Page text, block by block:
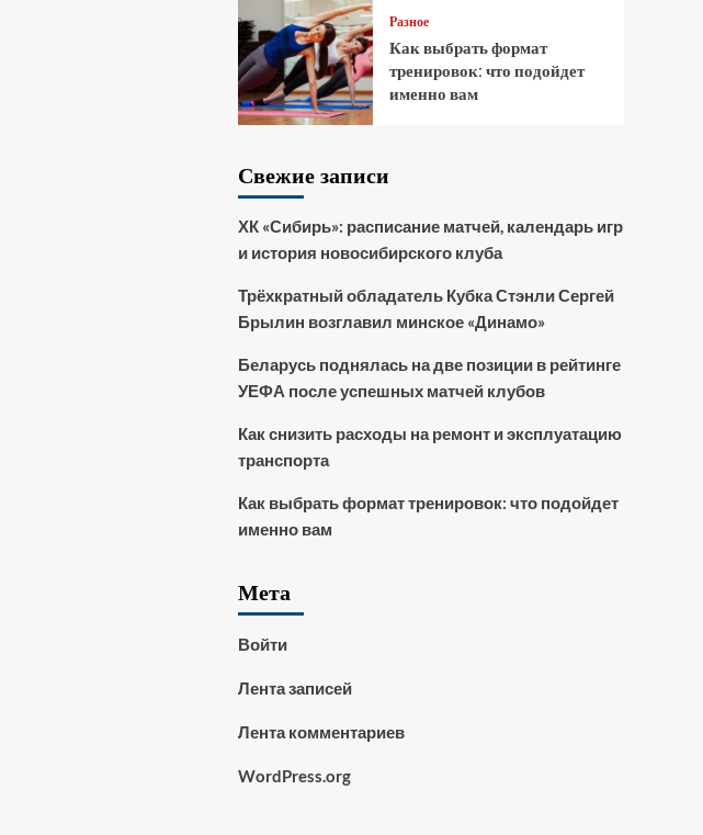
Разное
Как выбрать формат
тренировок: что подойдет
именно вам
Свежие записи
ХК «Сибирь»: расписание матчей, календарь игр
и история новосибирского клуба
Трёхкратный обладатель Кубка Стэнли Сергей
Брылин возглавил минское «Динамо»
Беларусь поднялась на две позиции в рейтинге
УЕФА после успешных матчей клубов
Как снизить расходы на ремонт и эксплуатацию
транспорта
Как выбрать формат тренировок: что подойдет
именно вам
Мета
Войти
Лента записей
Лента комментариев
WordPress.org